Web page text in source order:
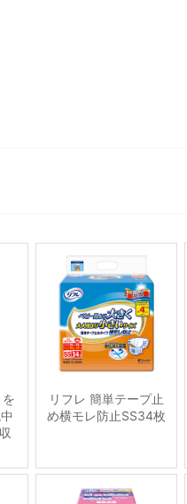
リフレ 簡単テープ止
め横モレ防止SS34枚